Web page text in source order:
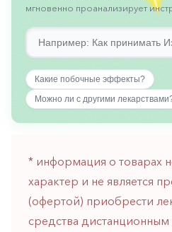
Противоэпилептические
Прочее
Пульмонология
Сердечные
Урология
Ухо-
горло-
нос
мгновенно проанализирует
Какие побочные эффекты?
Можно ли с другими
* информация о товарах
характер и не является
(офертой) приобрести
средства